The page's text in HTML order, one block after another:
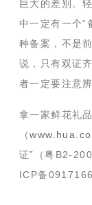
巨大的差别。
中一定有一个“
种备案，不是
说，只有双证
者一定要注意辨
拿一家鲜花礼
（
证”（粤B2-
ICP备